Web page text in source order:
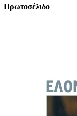
Πρωτοσέλιδο